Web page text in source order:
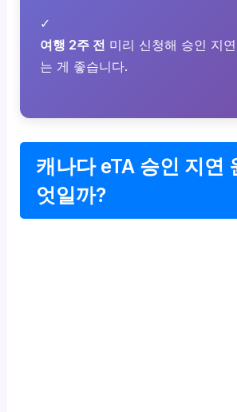
✓
여행 2주 전 미리 신청해 승인 지
는 게 좋습니다.
캐나다 eTA 승인 지연
엇일까?